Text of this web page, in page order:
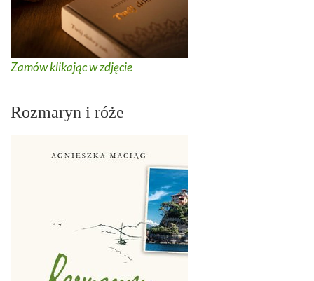
Zamów klikając w zdjęcie
Rozmaryn i róże